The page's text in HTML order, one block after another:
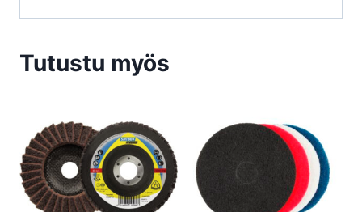
Tutustu myös